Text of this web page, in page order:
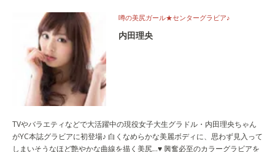
噂の美尻ガール★センターグラビア♪
内田理央
TVやバラエティなどで大活躍中の現役女子大生グラドル・内田理央ちゃん
がYC本誌グラビアに初登場♪ 白くなめらかな美麗ボディに、思わず見入って
しまいそうなほど艶やかな曲線を描く美尻…♥ 興奮必至のカラーグラビアを